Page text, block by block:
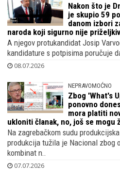
Nakon što je
je skupio 59
danom izbori
naroda koji sigurno nije
A njegov protukandidat Josip
kandidature s potpisima poručuje
08.07.2026
NEPRAVOMOĆNO
Zbog 'What's
ponovno
mora platiti
ukloniti članak, no, još se mogu
Na zagrebačkom sudu
produkcija tužila je Nacional zbog
kombinat n..
07.07.2026